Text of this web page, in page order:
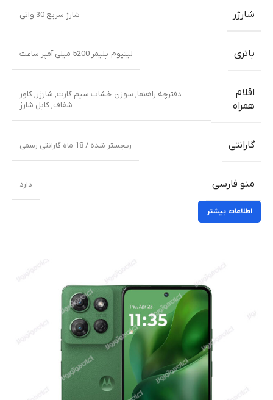
شارژر شارژ سریع 30 واتی
باتری لیتیوم-پلیمر 5200 میلی آمپر ساعت
اقلام
همراه
دفترچه راهنما, سوزن خشاب سیم کارت, شارژر,کاور
شفاف,کابل شارژ
گارانتی ریجستر شده / 18 ماه گارانتی رسمی
منو فارسی دارد
اطلاعات بیشتر